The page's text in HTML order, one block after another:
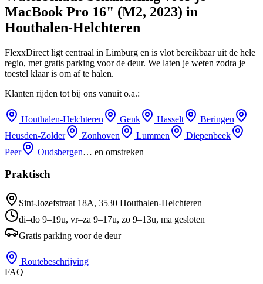
MacBook Pro 16" (M2, 2023) in
Houthalen-Helchteren
FlexxDirect ligt centraal in Limburg en is vlot bereikbaar uit de hele
regio, met gratis parking voor de deur. We laten je weten zodra je
toestel klaar is om af te halen.
Klanten rijden tot bij ons vanuit o.a.:
Houthalen-Helchteren Genk Hasselt
Beringen
Heusden-Zolder
Zonhoven Lummen
Diepenbeek
Peer
Oudsbergen… en omstreken
Praktisch
Sint-Jozefstraat 18A, 3530 Houthalen-Helchteren
di–do 9–19u, vr–za 9–17u, zo 9–13u, ma gesloten
Gratis parking voor de deur
Routebeschrijving
FAQ